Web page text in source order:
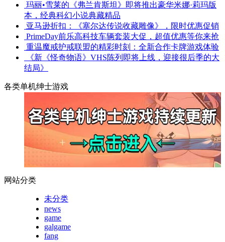
玛丽•雪莱的《弗兰肯斯坦》即将推出豪华米娜·莉玛版
本，经典科幻小说典藏精品
亚马逊折扣：《塞尔达传说收藏雕像》，限时优惠促销
PrimeDay前乐高科技车辆套装大促，超值优惠等你来抢
重温魔戒护戒联盟的精彩时刻：全新合作卡牌游戏体验
《新《怪奇物语》VHS陈列即将上线，迎接很后季的大
结局》
各类单机绅士游戏
网站分类
未分类
news
game
galgame
fang